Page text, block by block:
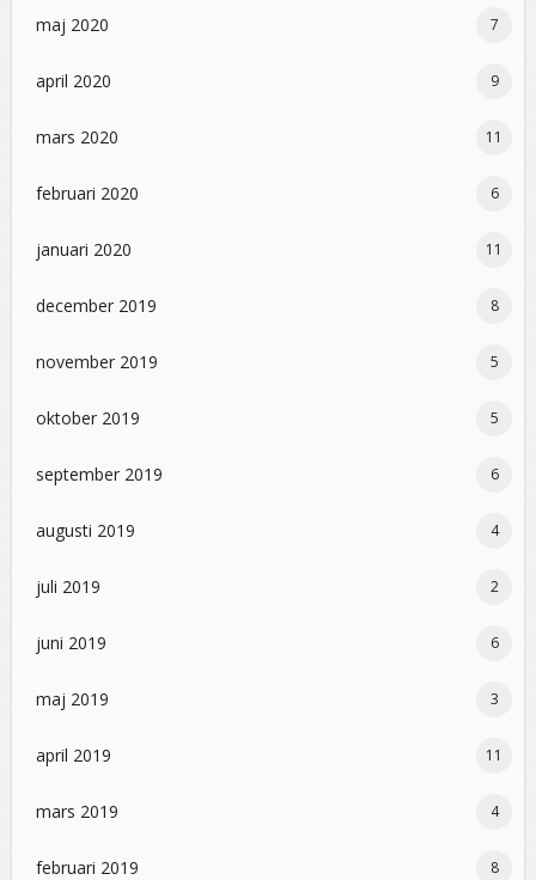
maj 2020 7
april 2020 9
mars 2020 11
februari 2020 6
januari 2020 11
december 2019 8
november 2019 5
oktober 2019 5
september 2019 6
augusti 2019 4
juli 2019 2
juni 2019 6
maj 2019 3
april 2019 11
mars 2019 4
februari 2019 8